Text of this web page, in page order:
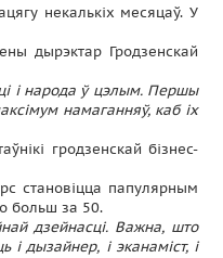
некалькіх месяцаў. У
дырэктар Гродзенскай
і народа ў цэлым. Першы
намаганняў, каб іх
гродзенскай бізнес-
становіцца папулярным
больш за 50.
дзейнасці. Важна, што
дызайнер, і эканаміст, і